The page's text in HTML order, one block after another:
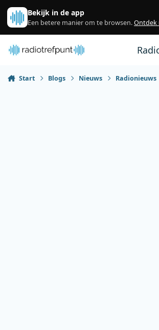
Spring naar bijdragen
Bekijk in de app
Een betere manier om te browsen.Ontdek
Start Blogs Nieuws Radionieuws